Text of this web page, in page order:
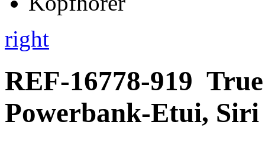
right
REF-16778-919
Powerbank-Etui,